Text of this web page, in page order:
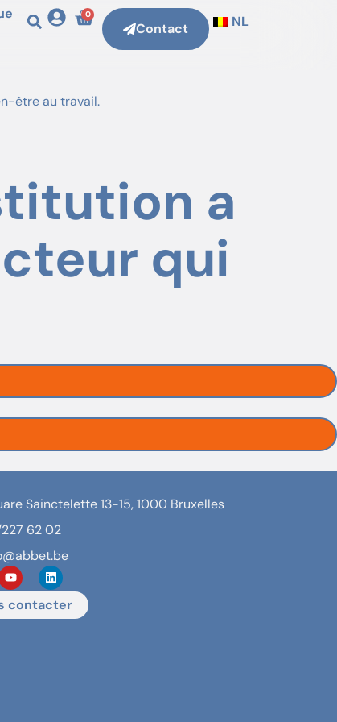
0
Contact NL
être au travail.
a
qui
Sainctelette 13-15, 1000 Bruxelles
62 02
contacter